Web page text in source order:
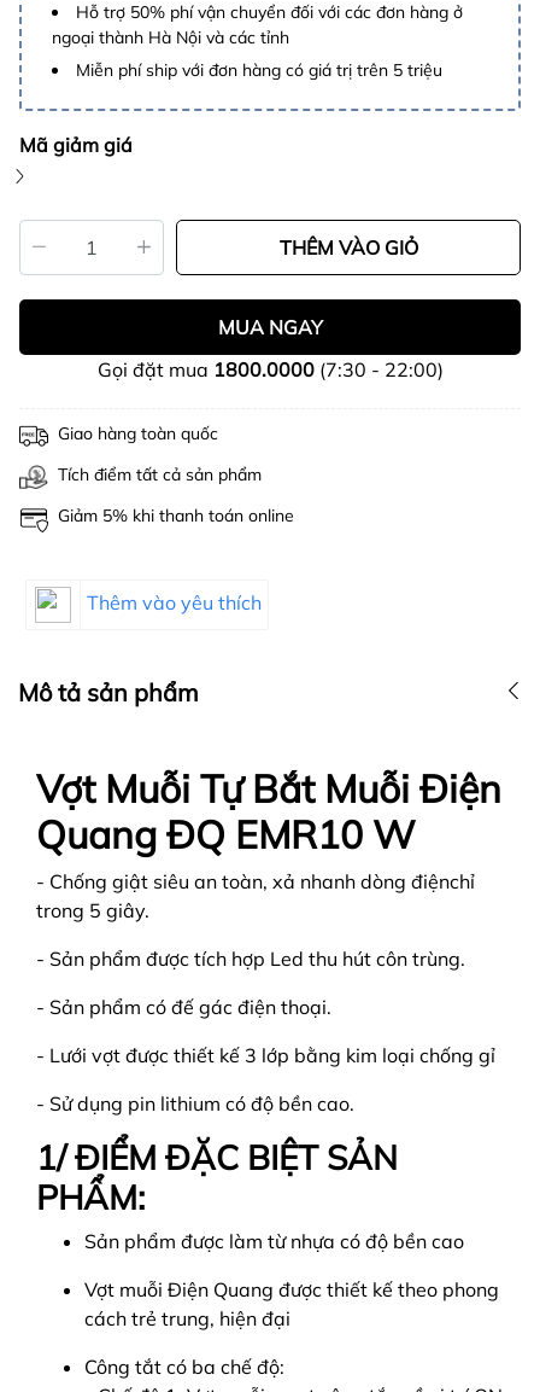
Hỗ trợ 50% phí vận chuyển đối với các đơn hàng ở
ngoại thành Hà Nội và các tỉnh
Miễn phí ship với đơn hàng có giá trị trên 5 triệu
Mã giảm giá
THÊM VÀO GIỎ
MUA NGAY
Gọi đặt mua 1800.0000(7:30 - 22:00)
Giao hàng toàn quốc
Tích điểm tất cả sản phẩm
Giảm 5% khi thanh toán online
Thêm vào yêu thích
Mô tả sản phẩm
Vợt Muỗi Tự Bắt Muỗi Điện
Quang ĐQ EMR10 W
- Chống giật siêu an toàn, xả nhanh dòng điệnchỉ
trong 5 giây.
- Sản phẩm được tích hợp Led thu hút côn trùng.
- Sản phẩm có đế gác điện thoại.
- Lưới vợt được thiết kế 3 lớp bằng kim loại chống gỉ
- Sử dụng pin lithium có độ bền cao.
1/ ĐIỂM ĐẶC BIỆT SẢN
PHẨM:
Sản phẩm được làm từ nhựa có độ bền cao
Vợt muỗi Điện Quang được thiết kế theo phong
cách trẻ trung, hiện đại
Công tắt có ba chế độ: